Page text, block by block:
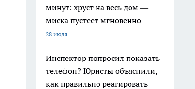
минут: хруст на весь дом —
миска пустеет мгновенно
28 июля
Инспектор попросил показать
телефон? Юристы объяснили,
как правильно реагировать